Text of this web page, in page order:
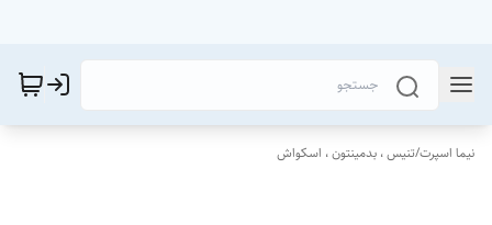
نیما اسپرت/تنیس ، بدمینتون ، اسکواش